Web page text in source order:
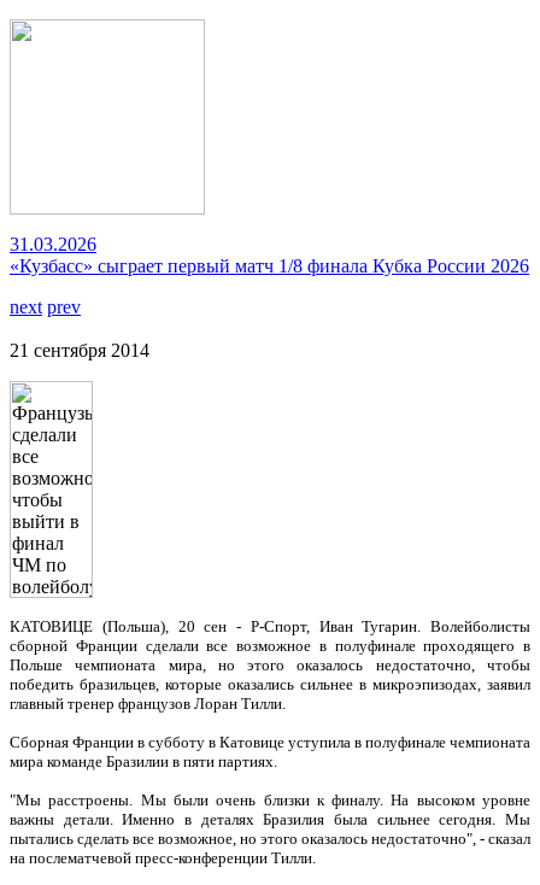
31.03.2026
«Кузбасс» сыграет первый матч 1/8 финала Кубка России 2026
next prev
21 сентября 2014
КАТОВИЦЕ (Польша), 20 сен - Р-Спорт, Иван Тугарин. Волейболисты
сборной Франции сделали все возможное в полуфинале проходящего в
Польше чемпионата мира, но этого оказалось недостаточно, чтобы
победить бразильцев, которые оказались сильнее в микроэпизодах, заявил
главный тренер французов Лоран Тилли.
Сборная Франции в субботу в Катовице уступила в полуфинале чемпионата
мира команде Бразилии в пяти партиях.
"Мы расстроены. Мы были очень близки к финалу. На высоком уровне
важны детали. Именно в деталях Бразилия была сильнее сегодня. Мы
пытались сделать все возможное, но этого оказалось недостаточно", - сказал
на послематчевой пресс-конференции Тилли.